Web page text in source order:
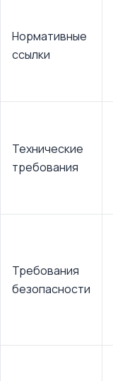
Нормативные
ссылки
Технические
требования
Требования
безопасности